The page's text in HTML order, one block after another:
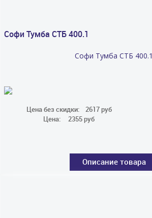
Софи Тумба СТБ 400.1
Софи Тумба СТБ 400.1
Цена без скидки:
2617 руб
Цена:
2355 руб
Описание товара